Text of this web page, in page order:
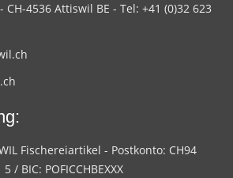
4536 Attiswil BE - Tel: +41 (0)32 623
Fischereiartikel - Postkonto: CH94
/ BIC: POFICCHBEXXX